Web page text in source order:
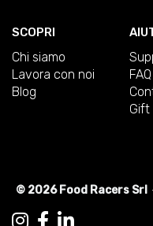
SCOPRI
Chi siamo
Lavora con noi
Blog
FAQ
Gift
© 2026 Food Racers Srl